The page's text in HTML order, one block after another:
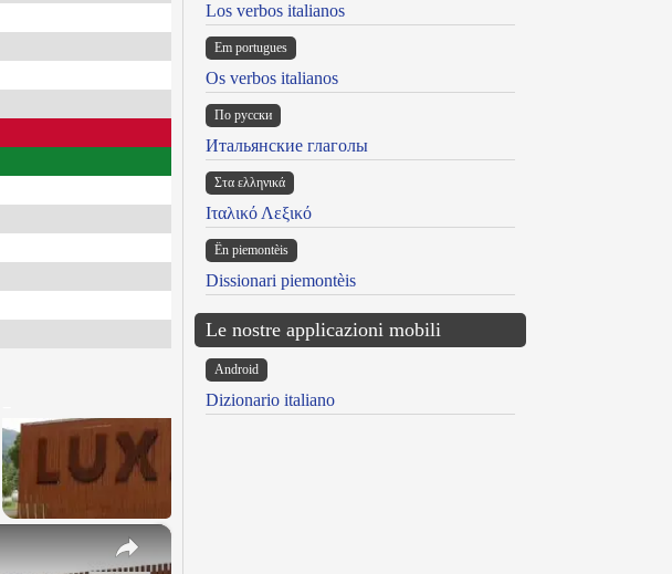
×
Los verbos italianos
Em portugues
Os verbos italianos
По русски
Итальянские глаголы
Στα ελληνικά
Ιταλικό Λεξικό
Ën piemontèis
Dissionari piemontèis
Le nostre applicazioni mobili
Android
Dizionario italiano